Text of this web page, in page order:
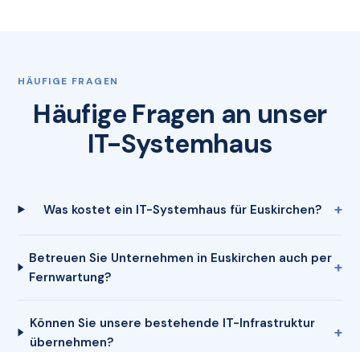
HÄUFIGE FRAGEN
Häufige Fragen an unser
IT-Systemhaus
Was kostet ein IT-Systemhaus für Euskirchen?
Betreuen Sie Unternehmen in Euskirchen auch per
Fernwartung?
Können Sie unsere bestehende IT-Infrastruktur
übernehmen?